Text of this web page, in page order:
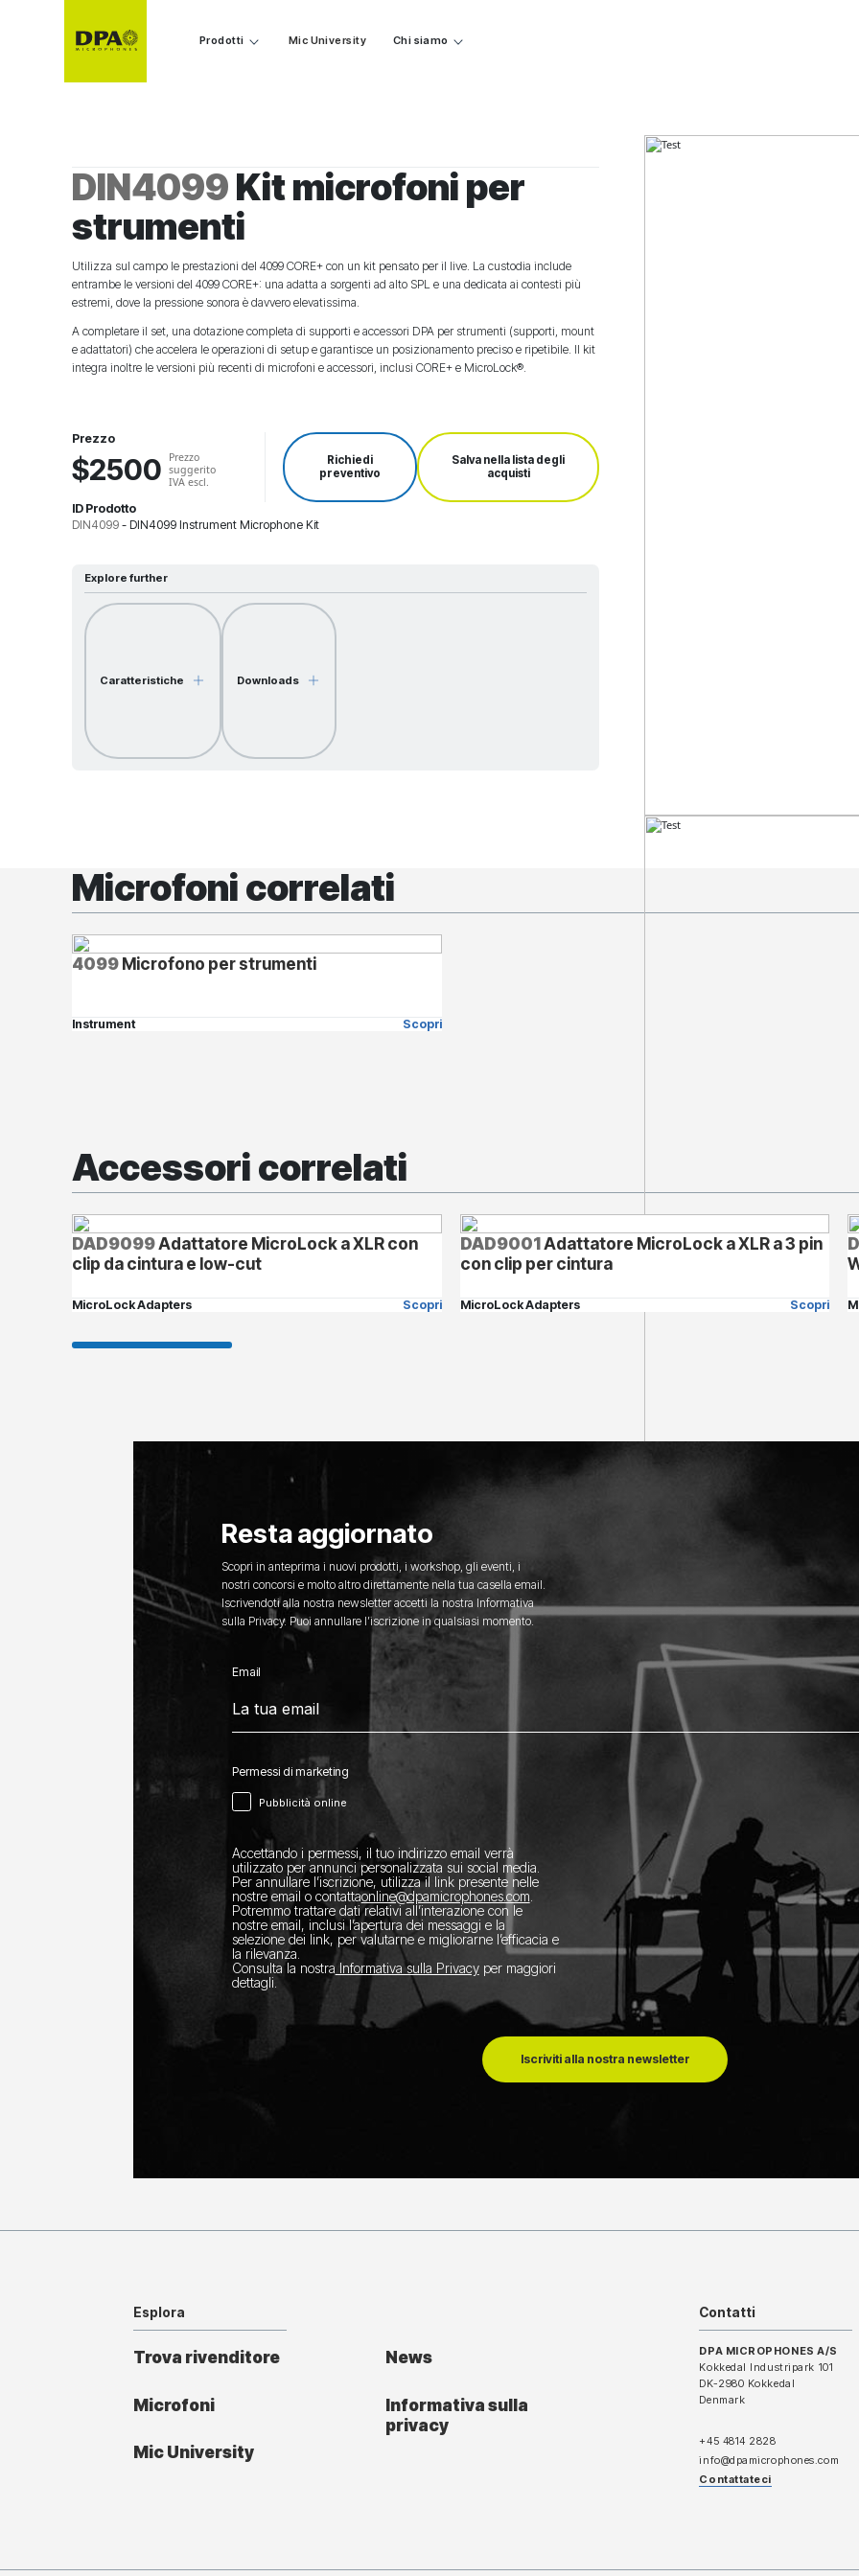
Prodotti Mic University Chi siamo
DIN4099Kit microfoni per
strumenti
Utilizza sul campo le prestazioni del 4099 CORE+ con un kit pensato per il live. La custodia include
entrambe le versioni del 4099 CORE+: una adatta a sorgenti ad alto SPL e una dedicata ai contesti più
estremi, dove la pressione sonora è davvero elevatissima.
A completare il set, una dotazione completa di supporti e accessori DPA per strumenti (supporti, mount
e adattatori) che accelera le operazioni di setup e garantisce un posizionamento preciso e ripetibile. Il kit
integra inoltre le versioni più recenti di microfoni e accessori, inclusi CORE+ e MicroLock®.
Prezzo
$2500
Prezzo
suggerito
IVA escl.
Richiedi
preventivo
Salva nella lista degli
acquisti
ID Prodotto
DIN4099 -DIN4099 Instrument Microphone Kit
Explore further
Caratteristiche Downloads
Microfoni correlati
4099Microfono per strumenti
Instrument Scopri
Accessori correlati
DAD9099Adattatore MicroLock a XLR con
clip da cintura e low-cut
MicroLock Adapters Scopri
DAD9001Adattatore MicroLock a XLR a 3 pin
con clip per cintura
MicroLock Adapters Scopri
Resta aggiornato
Scopri in anteprima i nuovi prodotti, i workshop, gli eventi, i
nostri concorsi e molto altro direttamente nella tua casella email.
Iscrivendoti alla nostra newsletter accetti la nostra Informativa
sulla Privacy. Puoi annullare l’iscrizione in qualsiasi momento.
Email
Permessi di marketing
Pubblicità online
Accettando i permessi, il tuo indirizzo email verrà
utilizzato per annunci personalizzata sui social media.
Per annullare l’iscrizione, utilizza il link presente nelle
nostre email o contatta​online@dpamicrophones.com
Potremmo trattare dati relativi all’interazione con le
nostre email, inclusi l’apertura dei messaggi e la
selezione dei link, per valutarne e migliorarne l’efficacia e
la rilevanza.
Consulta la nostraInformativa sulla Privacyper maggiori
dettagli.
Iscriviti alla nostra newsletter
Esplora
Trova rivenditore News
Microfoni
Informativa sulla
privacy
Mic University
Contatti
DPA MICROPHONES A/S
Kokkedal Industripark 101
DK-2980 Kokkedal
Denmark
+45 4814 2828
info@dpamicrophones.com
Contattateci